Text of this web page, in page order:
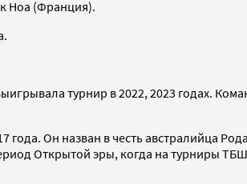
Ноа (Франция).
турнир в 2022, 2023 годах.
Он назван в честь австралийца
Открытой эры, когда на турниры